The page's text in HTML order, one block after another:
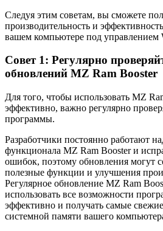
Следуя этим советам, вы сможете
производительность и
вашем компьютере под управлением
Совет 1: Регулярно
обновлений MZ Ram Booster
Для того, чтобы использовать MZ
эффективно, важно регулярно
программы.
Разработчики постоянно работают
функционала MZ Ram Booster и
ошибок, поэтому обновления могут
полезные функции и улучшения
Регулярное обновление MZ Ram
использовать все возможности
эффективно и получать самые
системной памяти вашего